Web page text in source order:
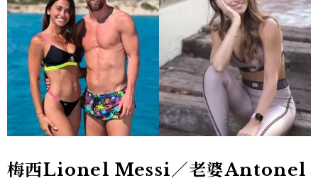
梅西Lionel Messi／老婆Antonel